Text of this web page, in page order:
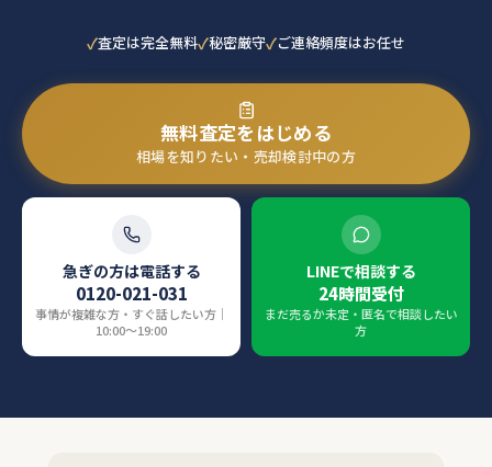
査定は完全無料 秘密厳守 ご連絡頻度はお任せ
無料査定をはじめる
相場を知りたい・売却検討中の方
急ぎの方は電話する
0120-021-031
事情が複雑な方・すぐ話したい方｜
10:00〜19:00
LINEで相談する
24時間受付
まだ売るか未定・匿名で相談したい
方